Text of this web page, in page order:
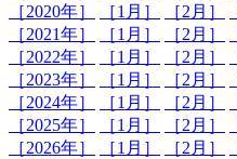
［2020年］
［1月］ ［2月］
［2021年］
［1月］ ［2月］
［2022年］
［1月］ ［2月］
［2023年］
［1月］ ［2月］
［2024年］
［1月］ ［2月］
［2025年］
［1月］ ［2月］
［2026年］
［1月］ ［2月］